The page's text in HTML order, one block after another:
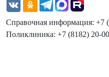
Справочная информация: +7
Поликлиника: +7 (8182) 20-